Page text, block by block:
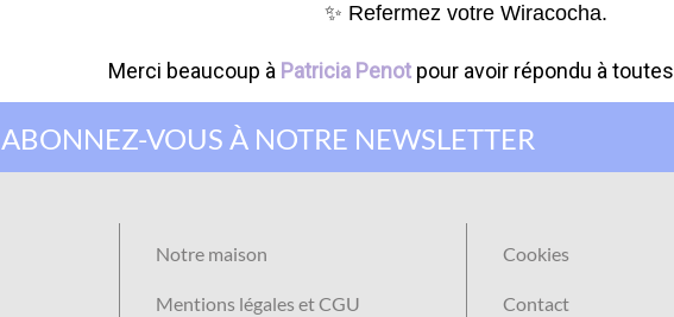
✨ Refermez votre Wiracocha.
Merci beaucoup à Patricia Penotpour avoir répondu à toutes
ABONNEZ-VOUS À NOTRE NEWSLETTER
Notre maison
Mentions légales et CGU
Cookies
Contact